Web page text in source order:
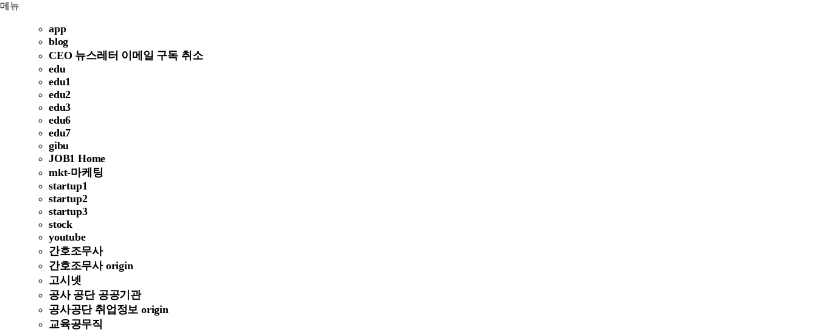
메뉴
app
blog
CEO 뉴스레터 이메일 구독 취소
edu
edu1
edu2
edu3
edu6
edu7
gibu
JOB1 Home
mkt-마케팅
startup1
startup2
startup3
stock
youtube
간호조무사
간호조무사 origin
고시넷
공사 공단 공공기관
공사공단 취업정보 origin
교육공무직